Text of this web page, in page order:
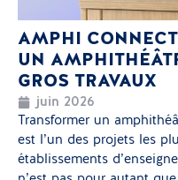
AMPHI
UN
GROS TRAVAUX
juin 2026
Transformer un
est l’un des projets les
établissements